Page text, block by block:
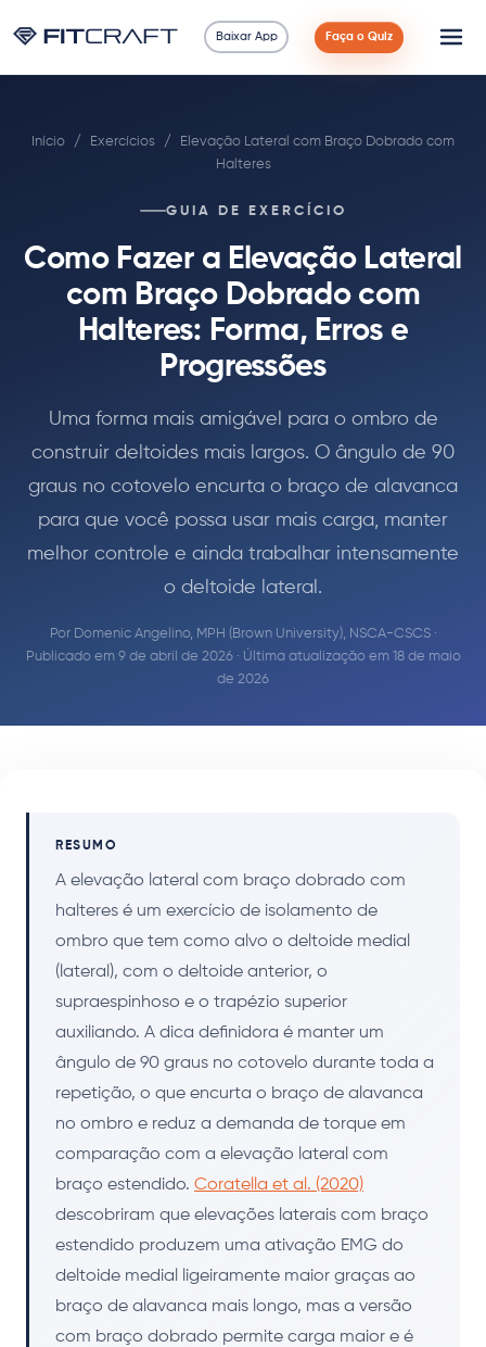
Baixar App Faça o Quiz
Guias
90 Dias
Exercícios
Início / Exercícios /
Elevação Lateral com Braço Dobrado com
Halteres
GUIA DE EXERCÍCIO
Como Fazer a Elevação Lateral
com Braço Dobrado com
Halteres: Forma, Erros e
Progressões
Uma forma mais amigável para o ombro de
construir deltoides mais largos. O ângulo de 90
graus no cotovelo encurta o braço de alavanca
para que você possa usar mais carga, manter
melhor controle e ainda trabalhar intensamente
o deltoide lateral.
Por Domenic Angelino, MPH (Brown University), NSCA-CSCS·
Publicado em 9 de abril de 2026 · Última atualização em 18 de maio
de 2026
RESUMO
A elevação lateral com braço dobrado com
halteres é um exercício de isolamento de
ombro que tem como alvo o deltoide medial
(lateral), com o deltoide anterior, o
supraespinhoso e o trapézio superior
auxiliando. A dica definidora é manter um
ângulo de 90 graus no cotovelo durante toda a
repetição, o que encurta o braço de alavanca
no ombro e reduz a demanda de torque em
comparação com a elevação lateral com
braço estendido. Coratella et al. (2020)
descobriram que elevações laterais com braço
estendido produzem uma ativação EMG do
deltoide medial ligeiramente maior graças ao
braço de alavanca mais longo, mas a versão
com braço dobrado permite carga maior e é